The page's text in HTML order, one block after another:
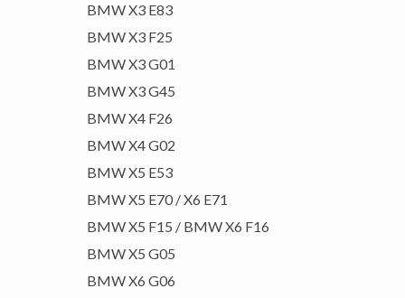
BMW X3 E83
BMW X3 F25
BMW X3 G01
BMW X3 G45
BMW X4 F26
BMW X4 G02
BMW X5 E53
BMW X5 E70 / X6 E71
BMW X5 F15 / BMW X6 F16
BMW X5 G05
BMW X6 G06